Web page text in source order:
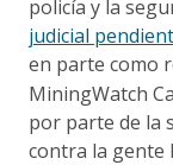
policía y la
judicial
en parte como
MiningWatch
por parte de la
contra la gente